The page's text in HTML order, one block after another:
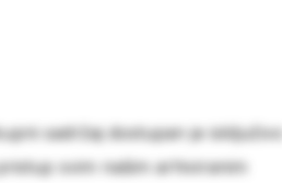
sadržaj dostupan je isključivo
svim našim arhiviranim